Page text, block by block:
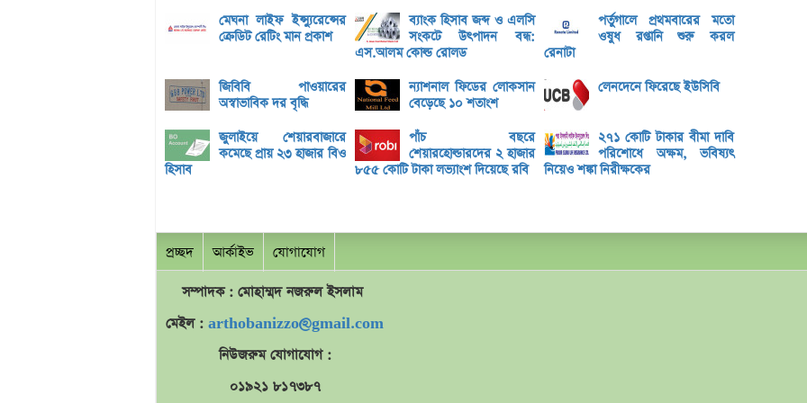
মেঘনা লাইফ ইন্স্যুরেন্সের
ক্রেডিট রেটিং মান প্রকাশ
ব্যাংক হিসাব জব্দ ও এলসি
সংকটে উৎপাদন বন্ধ:
এস.আলম কোল্ড রোলড
পর্তুগালে প্রথমবারের মতো
ওষুধ রপ্তানি শুরু করল
রেনাটা
জিবিবি পাওয়ারের
অস্বাভাবিক দর বৃদ্ধি
ন্যাশনাল ফিডের লোকসান
বেড়েছে ১০ শতাংশ
লেনদেনে ফিরেছে ইউসিবি
জুলাইয়ে শেয়ারবাজারে
কমেছে প্রায় ২৩ হাজার বিও
হিসাব
পাঁচ বছরে
শেয়ারহোল্ডারদের ২ হাজার
৮৫৫ কোটি টাকা লভ্যাংশ দিয়েছে রবি
২৭১ কোটি টাকার বীমা দাবি
পরিশোধে অক্ষম, ভবিষ্যৎ
নিয়েও শঙ্কা নিরীক্ষকের
প্রচ্ছদ আর্কাইভ যোগাযোগ
সম্পাদক : মোহাম্মদনজরুলইসলাম
মেইল : arthobanizzo@gmail.com
নিউজরুম যোগাযোগ :
০১৯২১ ৮১৭৩৮৭